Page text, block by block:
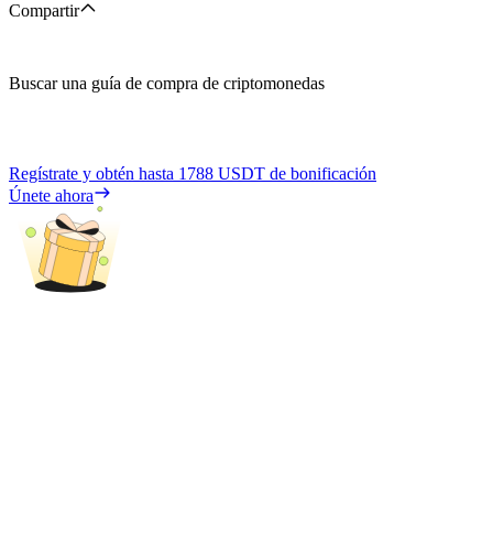
Compartir
Buscar una guía de compra de criptomonedas
Regístrate y obtén hasta 1788 USDT de bonificación
Únete ahora